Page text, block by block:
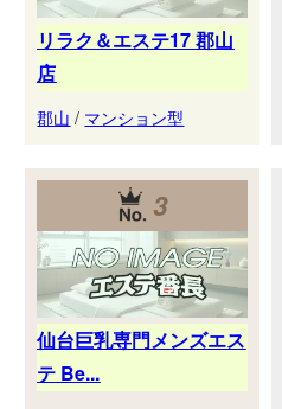
リラク＆エステ17 郡山
店
郡山 / マンション型
3
仙台巨乳専門メンズエス
テ Be...